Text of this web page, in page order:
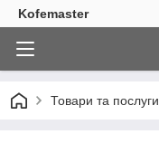
Kofemaster
Товари та послуги